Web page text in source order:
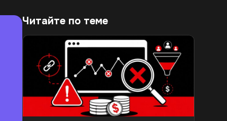
Читайте по теме